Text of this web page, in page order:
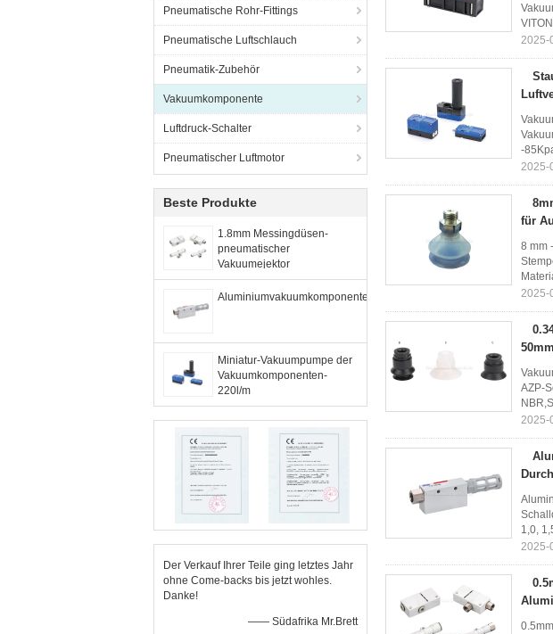
Pneumatische Rohr-Fittings
Pneumatische Luftschlauch
Pneumatik-Zubehör
Vakuumkomponente
Luftdruck-Schalter
Pneumatischer Luftmotor
Beste Produkte
1.8mm Messingdüsen-
pneumatischer
Vakuumejektor
Aluminiumvakuumkomponente
Miniatur-Vakuumpumpe der
Vakuumkomponenten-
220l/m
Der Verkauf Ihrer Teile ging letztes Jahr
ohne Come-backs bis jetzt wohles.
Danke!
—— Südafrika Mr.Brett
2025-
-
2025-
für
8 mm
2025-
AZP-
2025-
1,0,
2025-